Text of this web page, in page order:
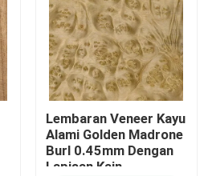
Lembaran Veneer Kayu
Alami Golden Madrone
Burl 0.45mm Dengan
Lapisan Kain